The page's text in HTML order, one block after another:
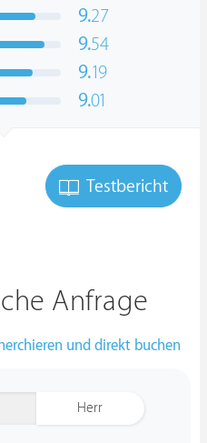
9.27
9.54
9.19
9.01
Testbericht
Anfrage
und direkt buchen
Herr